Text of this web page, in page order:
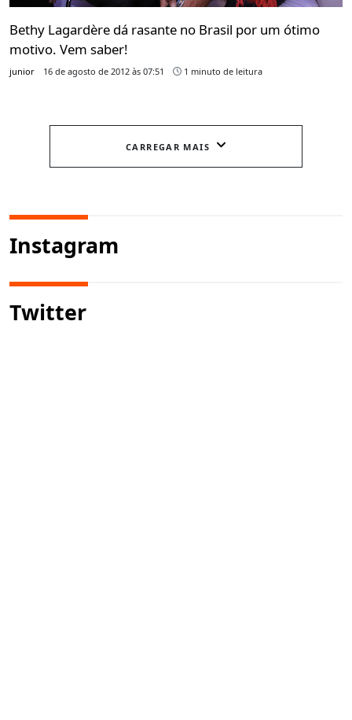
Bethy Lagardère dá rasante no Brasil por um ótimo
motivo. Vem saber!
junior 16 de agosto de 2012 às 07:51 1 minuto de leitura
CARREGAR MAIS
Instagram
Twitter